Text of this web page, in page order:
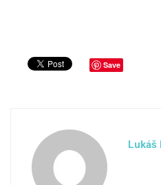
Save
Lukáš